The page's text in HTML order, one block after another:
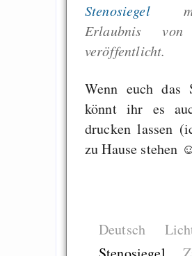
Stenosiegelmit
Erlaubnis
veröffentlicht.
Wenn euch das
könnt ihr es
drucken lassen
zu Hause stehen
Deutsch